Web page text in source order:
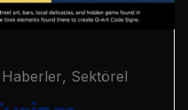
Haberler, Sektörel